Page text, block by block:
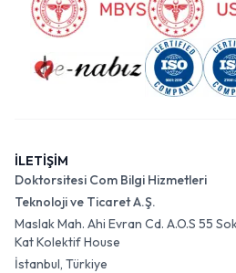
İLETİŞİM
Doktorsitesi Com Bilgi Hizmetleri
Teknoloji ve Ticaret A.Ş.
Maslak Mah. Ahi Evran Cd. A.O.S 55
Kat Kolektif House
İstanbul, Türkiye